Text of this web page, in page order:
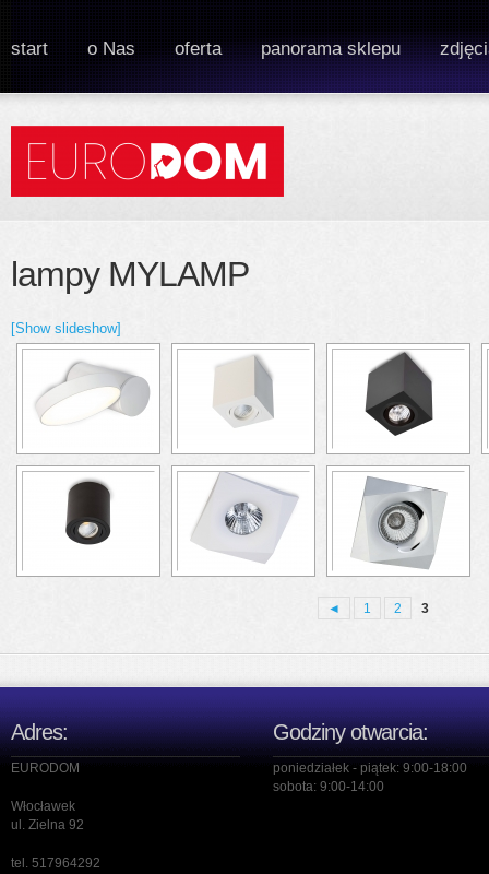
start o Nas oferta panorama sklepu
lampy MYLAMP
[Show slideshow]
◄ 1 2 3
Adres:
EURODOM
Włocławek
ul. Zielna 92
tel. 517964292
Godziny otwarcia:
poniedziałek - piątek: 9:00-18:00
sobota: 9:00-14:00